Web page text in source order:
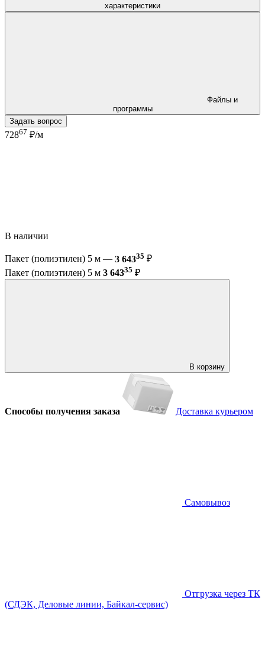
характеристики
программы
Задать вопрос
72867 ₽/м
В наличии
Пакет (полиэтилен) 5 м — 3 64335 ₽
Пакет (полиэтилен) 5 м 3 64335 ₽
В корзину
Способы получения заказа Доставка курьером
Самовывоз
Отгрузка через ТК
(СДЭК, Деловые линии, Байкал-сервис)